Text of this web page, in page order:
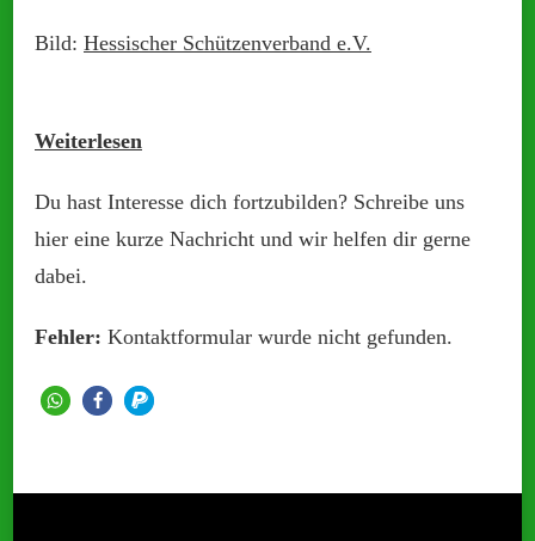
Bild: Hessischer Schützenverband e.V.
Weiterlesen
Du hast Interesse dich fortzubilden? Schreibe uns
hier eine kurze Nachricht und wir helfen dir gerne
dabei.
Fehler: Kontaktformular wurde nicht gefunden.